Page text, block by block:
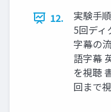
12.
実験手
5回ディ
字幕の
語字幕
を視聴
回まで